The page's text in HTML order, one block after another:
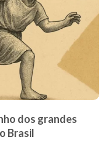
dos grandes
Brasil